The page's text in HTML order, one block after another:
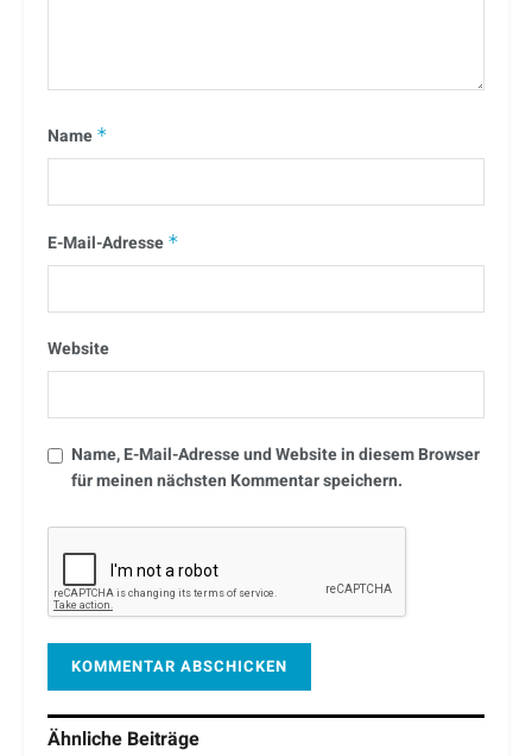
Name *
E-Mail-Adresse *
Website
Name, E-Mail-Adresse und Website in diesem Browser
für meinen nächsten Kommentar speichern.
Ähnliche Beiträge